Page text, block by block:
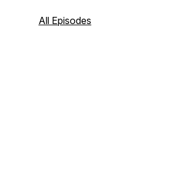
und den Islam in Deutschland zu
All Episodes